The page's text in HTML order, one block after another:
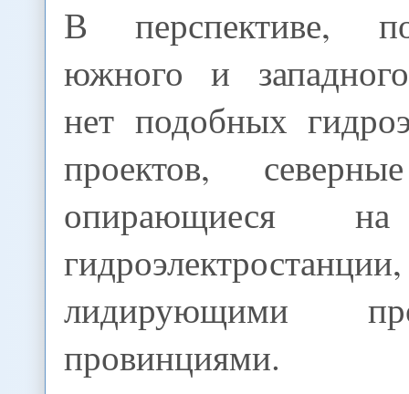
В перспективе,
южного и
нет подобных
проектов,
опирающиеся
лидирующими
провинциями.